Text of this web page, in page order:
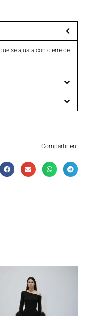
se ajusta con cierre de
Compartir en: